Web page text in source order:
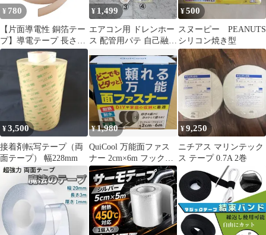
¥ 780
【片面導電性 銅箔テー
プ】導電テープ 長さ
20m 幅20mm EMI対策
ノイズ対策 シールド 電
磁波対策 アース [ゆう
パケット発送、送料無
料]mer007
¥ 1,499
エアコン用 ドレンホー
ス 配管用パテ 自己融着
¥500
スヌーピー PEANUTS
シリコン焼き型
¥3,500
接着剤転写テープ（両
面テープ） 幅228mm
¥1,980
QuiCool 万能面ファス
ナー 2cm×6m フック＆
ループのセット
¥9,250
ニチアス マリンテック
ス テープ 0.7A 2巻